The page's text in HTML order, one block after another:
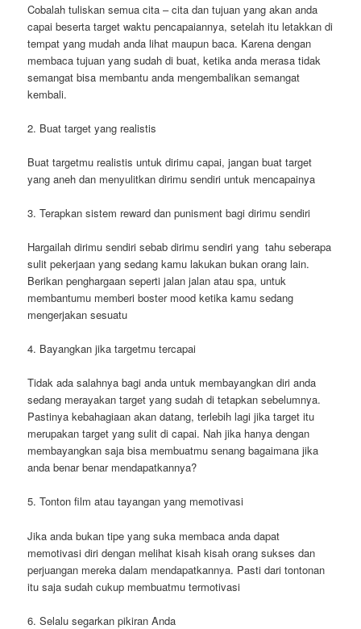
Cobalah tuliskan semua cita – cita dan tujuan yang akan anda
capai beserta target waktu pencapaiannya, setelah itu letakkan di
tempat yang mudah anda lihat maupun baca. Karena dengan
membaca tujuan yang sudah di buat, ketika anda merasa tidak
semangat bisa membantu anda mengembalikan semangat
kembali.
2. Buat target yang realistis
Buat targetmu realistis untuk dirimu capai, jangan buat target
yang aneh dan menyulitkan dirimu sendiri untuk mencapainya
3. Terapkan sistem reward dan punisment bagi dirimu sendiri
Hargailah dirimu sendiri sebab dirimu sendiri yang tahu seberapa
sulit pekerjaan yang sedang kamu lakukan bukan orang lain.
Berikan penghargaan seperti jalan jalan atau spa, untuk
membantumu memberi boster mood ketika kamu sedang
mengerjakan sesuatu
4. Bayangkan jika targetmu tercapai
Tidak ada salahnya bagi anda untuk membayangkan diri anda
sedang merayakan target yang sudah di tetapkan sebelumnya.
Pastinya kebahagiaan akan datang, terlebih lagi jika target itu
merupakan target yang sulit di capai. Nah jika hanya dengan
membayangkan saja bisa membuatmu senang bagaimana jika
anda benar benar mendapatkannya?
5. Tonton film atau tayangan yang memotivasi
Jika anda bukan tipe yang suka membaca anda dapat
memotivasi diri dengan melihat kisah kisah orang sukses dan
perjuangan mereka dalam mendapatkannya. Pasti dari tontonan
itu saja sudah cukup membuatmu termotivasi
6. Selalu segarkan pikiran Anda